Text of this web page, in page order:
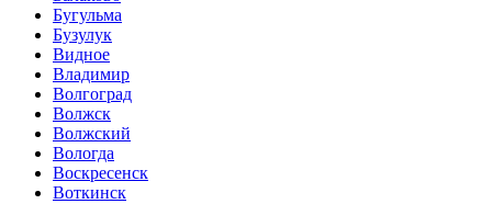
Бугульма
Бузулук
Видное
Владимир
Волгоград
Волжск
Волжский
Вологда
Воскресенск
Воткинск